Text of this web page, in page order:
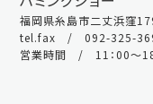
福岡県糸島市二丈浜窪
tel.fax / 092-325-
営業時間 / 11：00～18